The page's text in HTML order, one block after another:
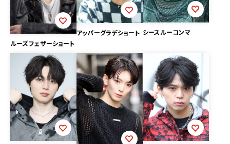
ルーズフェザーショート
アッパーグラデショート シースルーコンマ